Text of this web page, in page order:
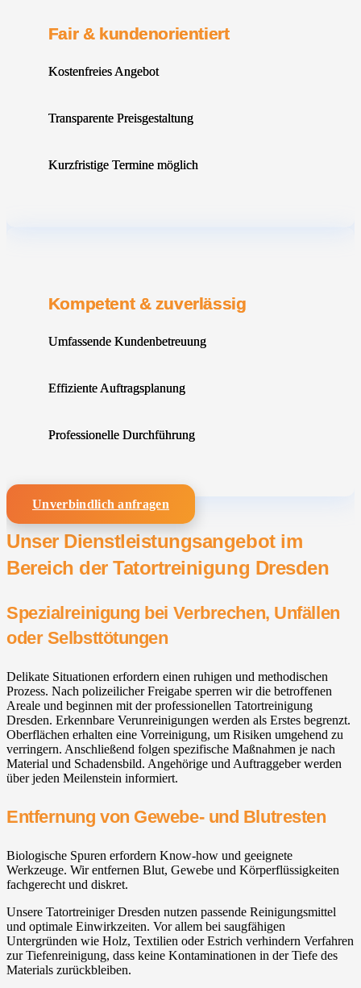
Fair & kundenorientiert
Kostenfreies Angebot
Transparente Preisgestaltung
Kurzfristige Termine möglich
Kompetent & zuverlässig
Umfassende Kundenbetreuung
Effiziente Auftragsplanung
Professionelle Durchführung
Unverbindlich anfragen
Unser Dienstleistungsangebot im
Bereich der Tatortreinigung Dresden
Spezialreinigung bei Verbrechen, Unfällen
oder Selbsttötungen
Delikate Situationen erfordern einen ruhigen und methodischen
Prozess. Nach polizeilicher Freigabe sperren wir die betroffenen
Areale und beginnen mit der professionellen Tatortreinigung
Dresden. Erkennbare Verunreinigungen werden als Erstes begrenzt.
Oberflächen erhalten eine Vorreinigung, um Risiken umgehend zu
verringern. Anschließend folgen spezifische Maßnahmen je nach
Material und Schadensbild. Angehörige und Auftraggeber werden
über jeden Meilenstein informiert.
Entfernung von Gewebe- und Blutresten
Biologische Spuren erfordern Know-how und geeignete
Werkzeuge. Wir entfernen Blut, Gewebe und Körperflüssigkeiten
fachgerecht und diskret.
Unsere Tatortreiniger Dresden nutzen passende Reinigungsmittel
und optimale Einwirkzeiten. Vor allem bei saugfähigen
Untergründen wie Holz, Textilien oder Estrich verhindern Verfahren
zur Tiefenreinigung, dass keine Kontaminationen in der Tiefe des
Materials zurückbleiben.